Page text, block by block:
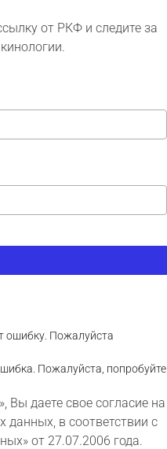
от РКФ и следите за
ошибку. Пожалуйста
Пожалуйста, попробуйте
Вы даете свое согласие на
в соответствии с
от 27.07.2006 года.